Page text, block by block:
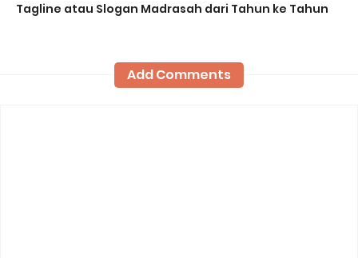
Tagline atau Slogan Madrasah dari Tahun ke Tahun
Add Comments